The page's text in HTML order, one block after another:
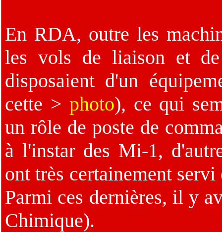
En RDA, outre les
les vols de liaison et de
disposaient d'un
cette > photo), ce qui
un rôle de poste de
à l'instar des Mi-1,
ont très certainement
Parmi ces dernières, il y
Chimique).